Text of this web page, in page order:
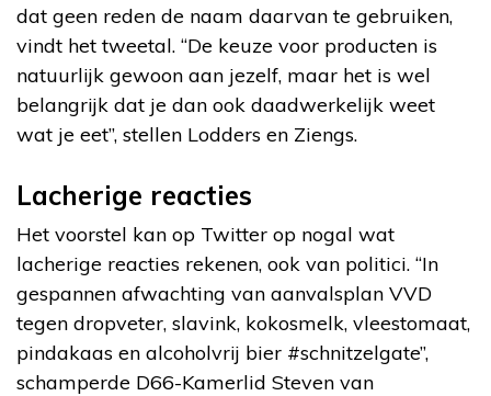
dat geen reden de naam daarvan te gebruiken,
vindt het tweetal. “De keuze voor producten is
natuurlijk gewoon aan jezelf, maar het is wel
belangrijk dat je dan ook daadwerkelijk weet
wat je eet”, stellen Lodders en Ziengs.
Lacherige reacties
Het voorstel kan op Twitter op nogal wat
lacherige reacties rekenen, ook van politici. “In
gespannen afwachting van aanvalsplan VVD
tegen dropveter, slavink, kokosmelk, vleestomaat,
pindakaas en alcoholvrij bier #schnitzelgate”,
schamperde D66-Kamerlid Steven van